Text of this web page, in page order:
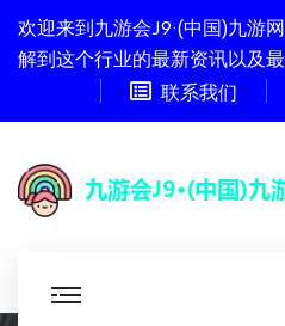
欢迎来到九游会J9·(中国)九游
解到这个行业的最新资讯以及
联系我们